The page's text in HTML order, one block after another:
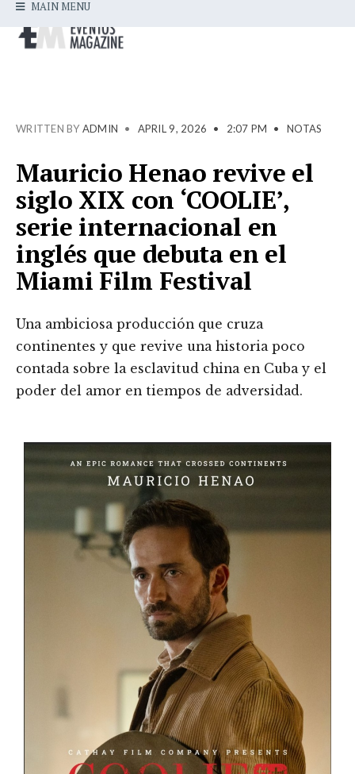
MAIN MENU
WRITTEN BY ADMIN • APRIL 9, 2026 • 2:07 PM • NOTAS
Mauricio Henao revive el
siglo XIX con ‘COOLIE’,
serie internacional en
inglés que debuta en el
Miami Film Festival
Una ambiciosa producción que cruza
continentes y que revive una historia poco
contada sobre la esclavitud china en Cuba y el
poder del amor en tiempos de adversidad.